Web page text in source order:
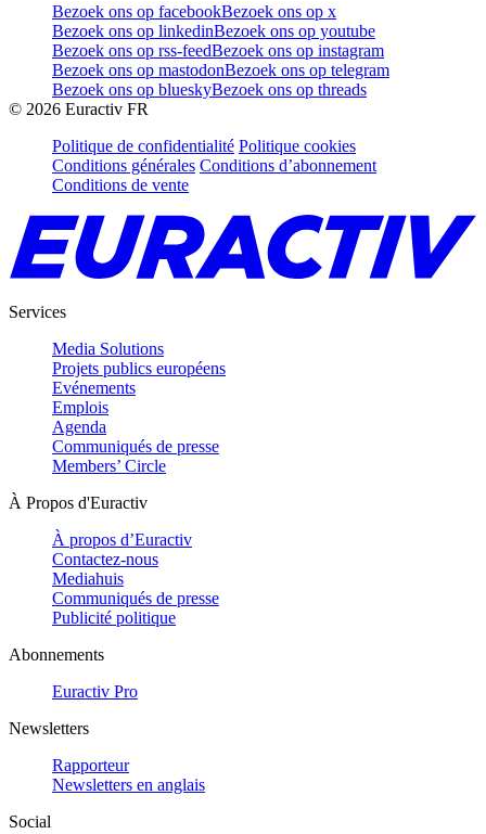
Bezoek ons op facebookBezoek ons op x
Bezoek ons op linkedinBezoek ons op youtube
Bezoek ons op rss-feedBezoek ons op instagram
Bezoek ons op mastodonBezoek ons op telegram
Bezoek ons op blueskyBezoek ons op threads
© 2026 Euractiv FR
Politique de confidentialité Politique cookies
Conditions générales Conditions d’abonnement
Conditions de vente
Services
Media Solutions
Projets publics européens
Evénements
Emplois
Agenda
Communiqués de presse
Members’ Circle
À Propos d'Euractiv
À propos d’Euractiv
Contactez-nous
Mediahuis
Communiqués de presse
Publicité politique
Abonnements
Euractiv Pro
Newsletters
Rapporteur
Newsletters en anglais
Social